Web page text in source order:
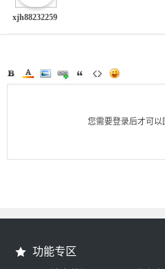
xjh88232259
您需要登录后才可
功能专区